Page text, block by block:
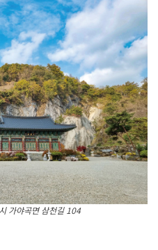
가야곡면 삼천길 104